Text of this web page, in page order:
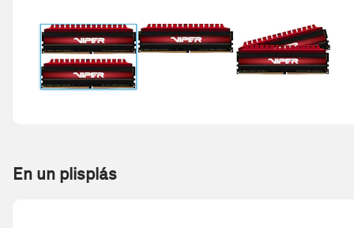
En un plisplás